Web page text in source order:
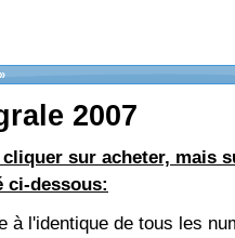
»
2007
cliquer sur acheter, mais
ci-dessous:
à l'identique de tous les